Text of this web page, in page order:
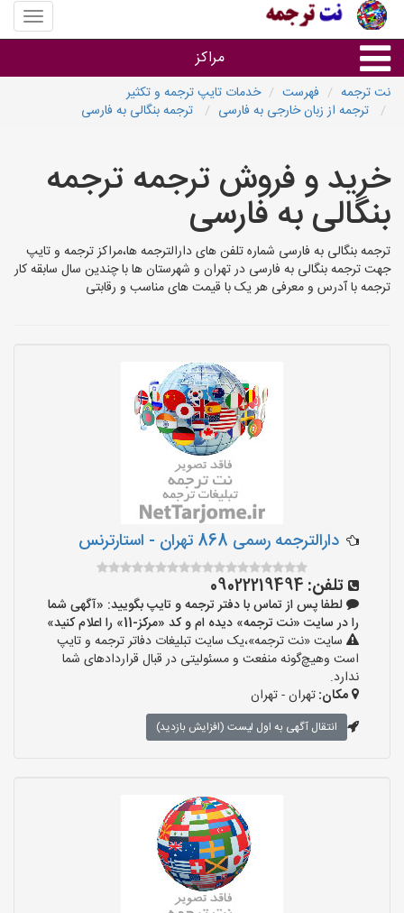
منوی
سایت
ترجمه
مراکز
خدمات ترجمه و تایپ
دفاتر ترجمه شهرها
مرکز تایپ های شهرها
نت ترجمه فهرست
خدمات تایپ ترجمه و تکثیر
ترجمه از زبان خارجی به فارسی
ترجمه بنگالی به فارسی
خرید و فروش ترجمه ترجمه
بنگالی به فارسی
ترجمه بنگالی به فارسی شماره تلفن های دارالترجمه ها،مراکز ترجمه و تایپ
جهت ترجمه بنگالی به فارسی در تهران و شهرستان ها با چندین سال سابقه کار
ترجمه با آدرس و معرفی هر یک با قیمت های مناسب و رقابتی
دارالترجمه رسمی 868 تهران - استارترنس
تلفن: 09022219494
لطفا پس از تماس با دفتر ترجمه و تایپ بگویید: «آگهی شما
را در سایت «نت ترجمه» دیده ام و کد «مرکز-11» را اعلام کنید»
سایت «نت ترجمه»،یک سایت تبلیغات دفاتر ترجمه و تایپ
است وهیچ‌گونه منفعت و مسئولیتی در قبال قراردادهای شما
ندارد.
مکان:تهران - تهران
انتقال آگهی به اول لیست (افزایش بازدید)